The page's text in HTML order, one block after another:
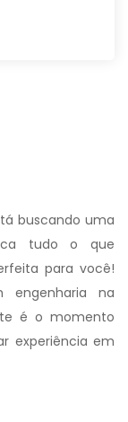
buscando uma
tudo o que
para você!
engenharia na
é o momento
experiência em